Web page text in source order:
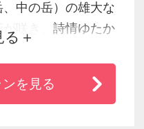
中の岳）の雄大な
咲き、詩情ゆたか
ホテルです。
る
を見る